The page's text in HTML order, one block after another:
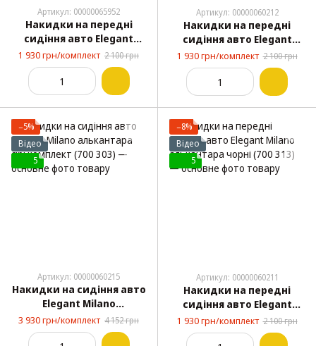
Артикул: 00000065952
Накидки на передні
сидіння авто Elegant
Milano алькантара
коричневі (700 316)
1 930 грн/комплект 2 100 грн
Артикул: 00000060212
Накидки на передні
сидіння авто Elegant
Milano алькантара сірі
(700 314)
1 930 грн/комплект 2 100 грн
−5%
Відео
5
Артикул: 00000060215
Накидки на сидіння авто
Elegant Milano
алькантара сірі
комплект (700 303)
3 930 грн/комплект 4 152 грн
−8%
Відео
5
Артикул: 00000060211
Накидки на передні
сидіння авто Elegant
Milano алькантара чорні
(700 313)
1 930 грн/комплект 2 100 грн